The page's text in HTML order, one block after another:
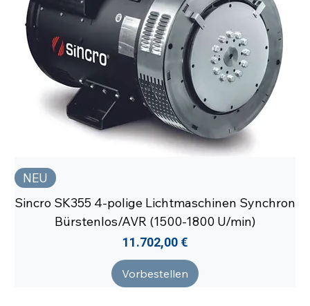
NEU
Sincro SK355 4-polige Lichtmaschinen Synchron
Bürstenlos/AVR (1500-1800 U/min)
Preis
11.702,00 €
Vorbestellen